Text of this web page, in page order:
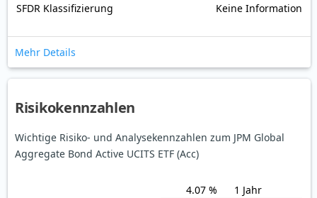
SFDR Klassifizierung Keine Information
Mehr Details
Risikokennzahlen
Wichtige Risiko- und Analysekennzahlen zum JPM Global
Aggregate Bond Active UCITS ETF (Acc)
4.07 %
1 Jahr